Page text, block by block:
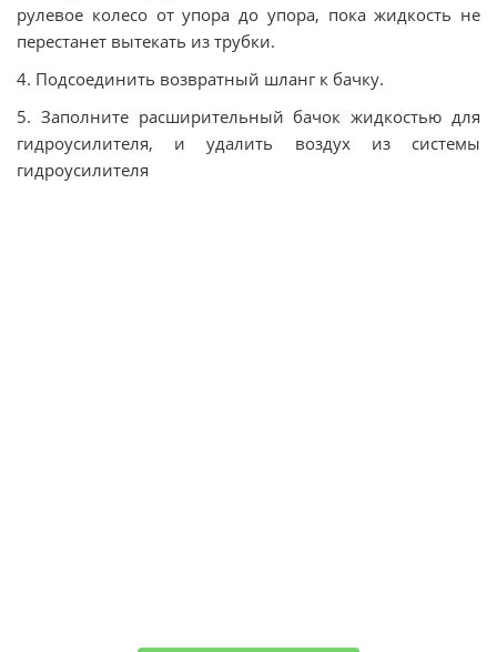
рулевое колесо от упора до упора, пока жидкость не
перестанет вытекать из трубки.
4. Подсоединить возвратный шланг к бачку.
5. Заполните расширительный бачок жидкостью для
гидроусилителя, и удалить воздух из системы
гидроусилителя